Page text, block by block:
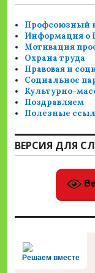
Профсоюзный
Информация о
Мотивация
Охрана труда
Правовая и
Социальное
Культурно-
Поздравляем
Полезные
ВЕРСИЯ ДЛЯ
Решаем вместе